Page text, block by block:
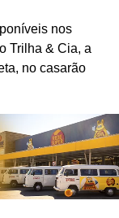
nos
Trilha & Cia, a
no casarão